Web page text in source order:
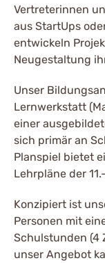
Vertreterinnen
aus StartUps
entwickeln
Neugestaltung
Unser
Lernwerkstatt
einer
sich primär an
Planspiel bietet
Lehrpläne der
Konzipiert ist
Personen mit
Schulstunden (4
unser Angebot